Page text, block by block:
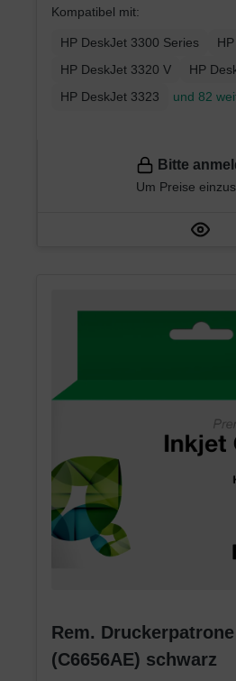
Kompatibel mit:
HP DeskJet 3300 Series
HP DeskJet 3320 V
HP
HP DeskJet 3323
und 82
Bitte
Um Preise
Rem.
(C6656AE) schwarz